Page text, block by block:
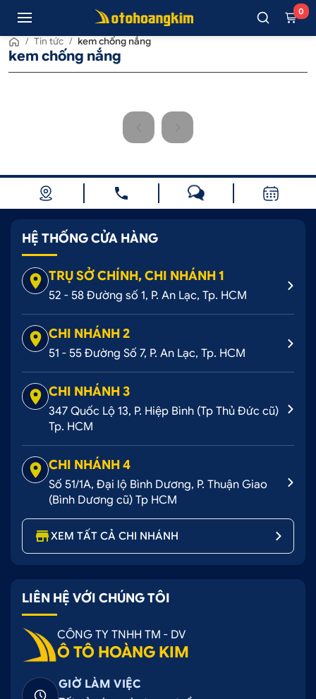
0
/ Tin tức / kem chống nắng
kem chống nắng
HỆ THỐNG CỬA HÀNG
TRỤ SỞ CHÍNH, CHI NHÁNH 1
52 - 58 Đường số 1, P. An Lạc, Tp. HCM
CHI NHÁNH 2
51 - 55 Đường Số 7, P. An Lạc, Tp. HCM
CHI NHÁNH 3
347 Quốc Lộ 13, P. Hiệp Bình (Tp Thủ Đức cũ)
Tp. HCM
CHI NHÁNH 4
Số 51/1A, Đại lộ Bình Dương, P. Thuận Giao
(Bình Dương cũ) Tp HCM
XEM TẤT CẢ CHI NHÁNH
LIÊN HỆ VỚI CHÚNG TÔI
CÔNG TY TNHH TM - DV
Ô TÔ HOÀNG KIM
GIỜ LÀM VIỆC